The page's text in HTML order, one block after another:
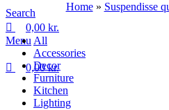
Search
0,00 kr.
Menu
0,00kr.
Home» Suspendisse
All
Accessories
Decor
Furniture
Kitchen
Lighting